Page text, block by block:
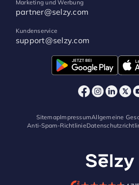
Marketing und Werbung
partner@selzy.com
Kundenservice
support@selzy.com
SitemapImpressumAllgemeine
Anti-Spam-Richtlinie